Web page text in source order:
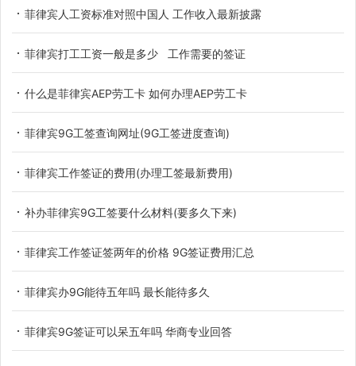
菲律宾人工资标准对照中国人 工作收入最新披露
菲律宾打工工资一般是多少 工作需要的签证
什么是菲律宾AEP劳工卡 如何办理AEP劳工卡
菲律宾9G工签查询网址(9G工签进度查询)
菲律宾工作签证的费用(办理工签最新费用)
补办菲律宾9G工签要什么材料(要多久下来)
菲律宾工作签证签两年的价格 9G签证费用汇总
菲律宾办9G能待五年吗 最长能待多久
菲律宾9G签证可以呆五年吗 华商专业回答